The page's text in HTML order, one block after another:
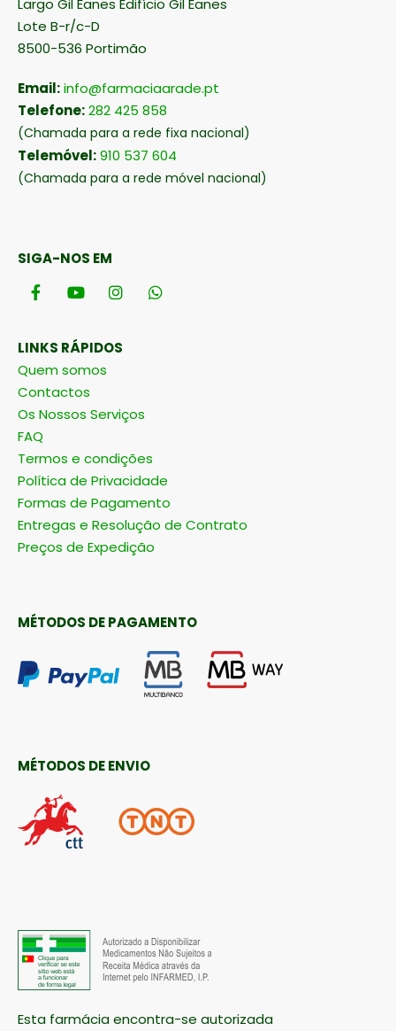
Largo Gil Eanes Edifício Gil Eanes
Lote B-r/c-D
8500-536 Portimão
Email:info@farmaciaarade.pt
Telefone:282 425 858
(Chamada para a rede fixa nacional)
Telemóvel:910 537 604
(Chamada para a rede móvel nacional)
SIGA-NOS EM
LINKS RÁPIDOS
Quem somos
Contactos
Os Nossos Serviços
FAQ
Termos e condições
Política de Privacidade
Formas de Pagamento
Entregas e Resolução de Contrato
Preços de Expedição
MÉTODOS DE PAGAMENTO
MÉTODOS DE ENVIO
Esta farmácia encontra-se autorizada